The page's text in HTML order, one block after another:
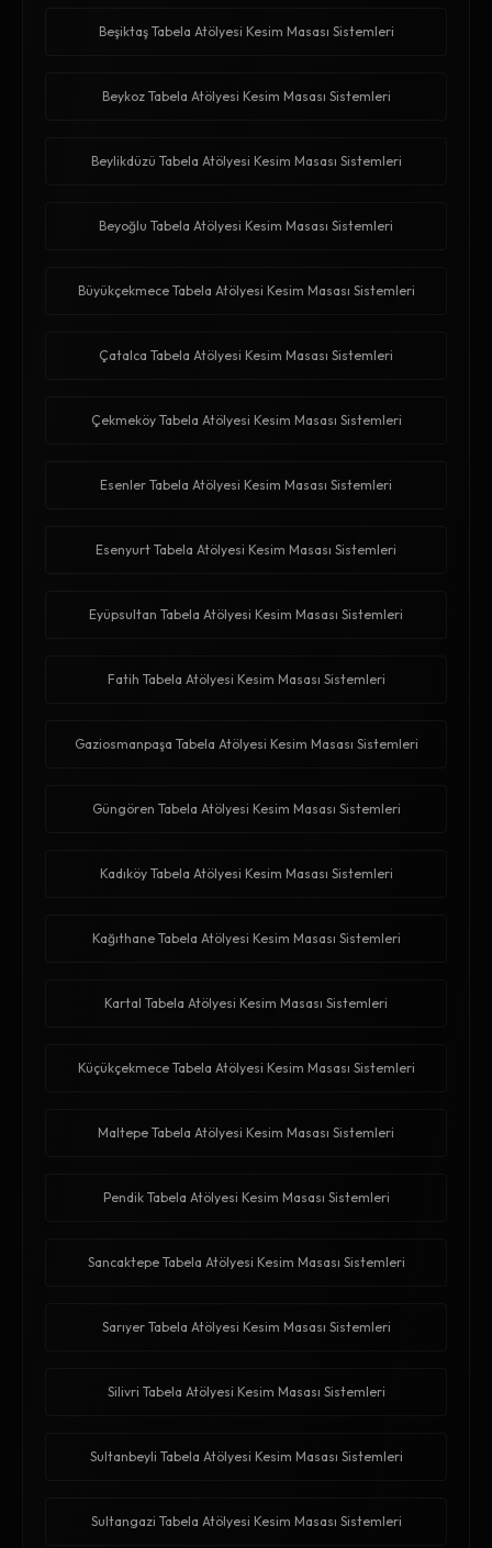
Beşiktaş Tabela Atölyesi Kesim Masası Sistemleri
Beykoz Tabela Atölyesi Kesim Masası Sistemleri
Beylikdüzü Tabela Atölyesi Kesim Masası Sistemleri
Beyoğlu Tabela Atölyesi Kesim Masası Sistemleri
Büyükçekmece Tabela Atölyesi Kesim Masası Sistemleri
Çatalca Tabela Atölyesi Kesim Masası Sistemleri
Çekmeköy Tabela Atölyesi Kesim Masası Sistemleri
Esenler Tabela Atölyesi Kesim Masası Sistemleri
Esenyurt Tabela Atölyesi Kesim Masası Sistemleri
Eyüpsultan Tabela Atölyesi Kesim Masası Sistemleri
Fatih Tabela Atölyesi Kesim Masası Sistemleri
Gaziosmanpaşa Tabela Atölyesi Kesim Masası Sistemleri
Güngören Tabela Atölyesi Kesim Masası Sistemleri
Kadıköy Tabela Atölyesi Kesim Masası Sistemleri
Kağıthane Tabela Atölyesi Kesim Masası Sistemleri
Kartal Tabela Atölyesi Kesim Masası Sistemleri
Küçükçekmece Tabela Atölyesi Kesim Masası Sistemleri
Maltepe Tabela Atölyesi Kesim Masası Sistemleri
Pendik Tabela Atölyesi Kesim Masası Sistemleri
Sancaktepe Tabela Atölyesi Kesim Masası Sistemleri
Sarıyer Tabela Atölyesi Kesim Masası Sistemleri
Silivri Tabela Atölyesi Kesim Masası Sistemleri
Sultanbeyli Tabela Atölyesi Kesim Masası Sistemleri
Sultangazi Tabela Atölyesi Kesim Masası Sistemleri